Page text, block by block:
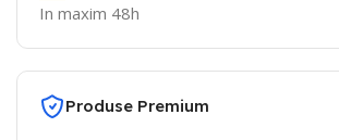
In maxim 48h
Produse Premium